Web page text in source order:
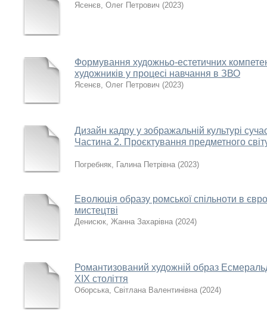
Ясенєв, Олег Петрович (2023)
Формування художньо-естетичних
художників у процесі навчання в ЗВО
Ясенєв, Олег Петрович (2023)
Дизайн кадру у зображальній культурі
Частина 2. Проєктування предметного
Погребняк, Галина Петрівна (2023)
Еволюція образу ромської спільноти в
мистецтві
Денисюк, Жанна Захарівна (2024)
Романтизований художній образ
ХІХ століття
Оборська, Світлана Валентинівна (2024)